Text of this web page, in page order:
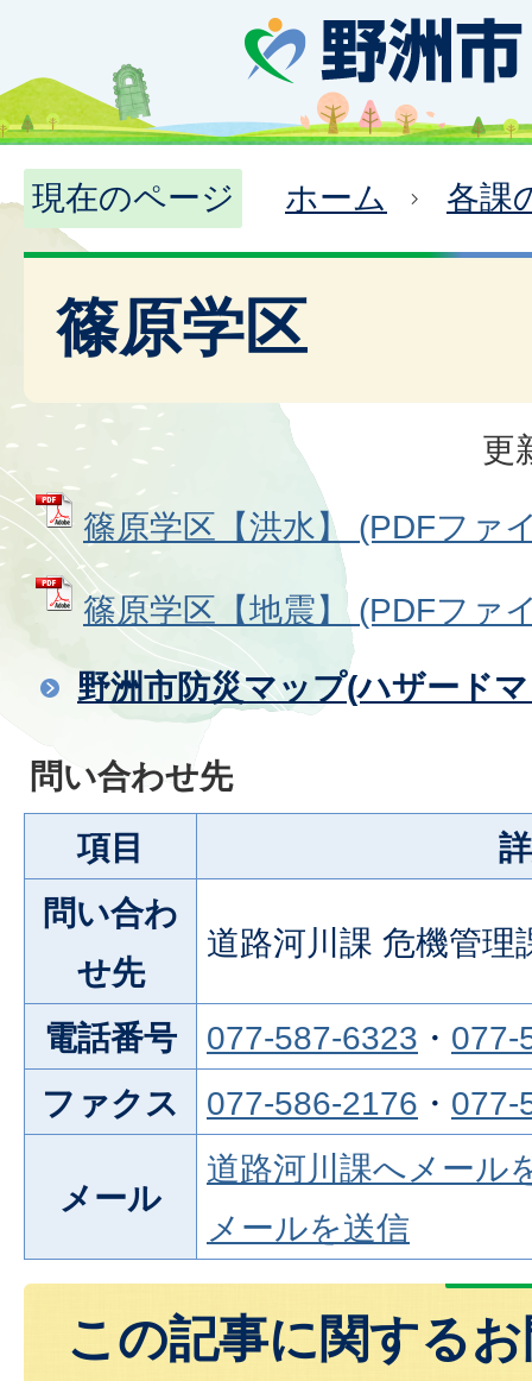
現在のページ ホーム 各課
篠原学区
更
篠原学区【洪水】 (PDFファ
篠原学区【地震】 (PDFファ
野洲市防災マップ(ハザード
問い合わせ先
項目
問い合わ
せ先
道路河川課 危機管理
電話番号 077-587-6323 ・ 077-
ファクス
077-586-2176 ・ 077-
メール
道路河川課へメール
メールを送信
この記事に関する